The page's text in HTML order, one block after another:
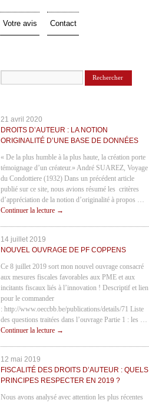
Votre avis Contact
21 avril 2020
DROITS D’AUTEUR : LA NOTION
ORIGINALITÉ D’UNE BASE DE DONNÉES
« De la plus humble à la plus haute, la création porte
témoignage d’un créateur.» André SUAREZ, Voyage
du Condottiere (1932) Dans un précédent article
publié sur ce site, nous avions résumé les critères
d’appréciation de la notion d’originalité à propos …
Continuer la lecture →
14 juillet 2019
NOUVEL OUVRAGE DE PF COPPENS
Ce 8 juillet 2019 sort mon nouvel ouvrage consacré
aux mesures fiscales favorables aux PME et aux
incitants fiscaux liés à l’innovation ! Descriptif et lien
pour le commander
: http://www.oeccbb.be/publications/details/71 Liste
des questions traitées dans l’ouvrage Partie 1 : les …
Continuer la lecture →
12 mai 2019
FISCALITÉ DES DROITS D’AUTEUR : QUELS
PRINCIPES RESPECTER EN 2019 ?
Nous avons analysé avec attention les plus récentes